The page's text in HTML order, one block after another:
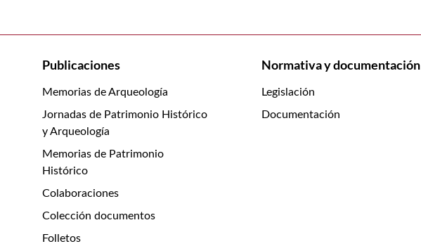
Publicaciones
Memorias de Arqueología
Jornadas de Patrimonio Histórico
y Arqueología
Memorias de Patrimonio
Histórico
Colaboraciones
Colección documentos
Folletos
Normativa y documentación
Legislación
Documentación